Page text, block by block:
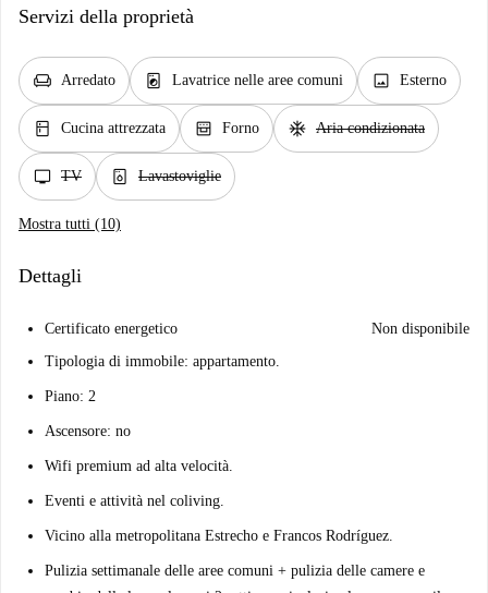
Servizi della proprietà
chair Arredato local_laundry_service Lavatrice nelle aree comuni image Esterno
kitchen Cucina attrezzata oven_gen Forno ac_unit Aria condizionata
tv TV dishwasher_gen Lavastoviglie
Mostra tutti (10)
Dettagli
Certificato energetico
Non disponibile
Tipologia di immobile: appartamento.
Piano: 2
Ascensore: no
Wifi premium ad alta velocità.
Eventi e attività nel coliving.
Vicino alla metropolitana Estrecho e Francos Rodríguez.
Pulizia settimanale delle aree comuni + pulizia delle camere e